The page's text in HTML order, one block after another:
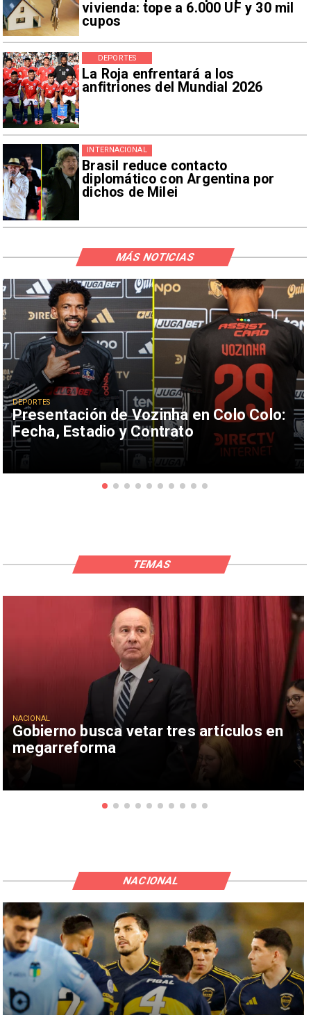
vivienda: tope a 6.000 UF y 30 mil
cupos
La Roja enfrentará a los
anfitriones del Mundial 2026
DEPORTES
Brasil reduce contacto
diplomático con Argentina por
dichos de Milei
INTERNACIONAL
Presentación de Vozinha en Colo Colo:
Fecha, Estadio y Contrato
DEPORTES
MÁS NOTICIAS
Gobierno busca vetar tres artículos en
megarreforma
NACIONAL
TEMAS
NACIONAL